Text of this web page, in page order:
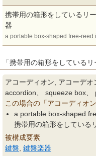
携帯用の箱形をしているリ
器
a portable box-shaped free-reed
「携帯用の箱形をしている
アコーディオン, アコーデオ
accordion、 squeeze box、
この場合の「アコーディオ
a portable box-shaped
携帯用の箱形をしている
被構成要素
鍵盤 鍵盤楽器